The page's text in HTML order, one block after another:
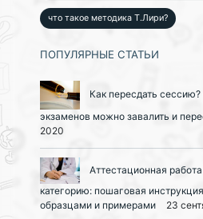
что такое методика Т.Лири?
ПОПУЛЯРНЫЕ СТАТЬИ
Как пересдать сессию?
экзаменов можно завалить и
2020
Аттестационная
категорию: пошаговая
образцами и примерами
23